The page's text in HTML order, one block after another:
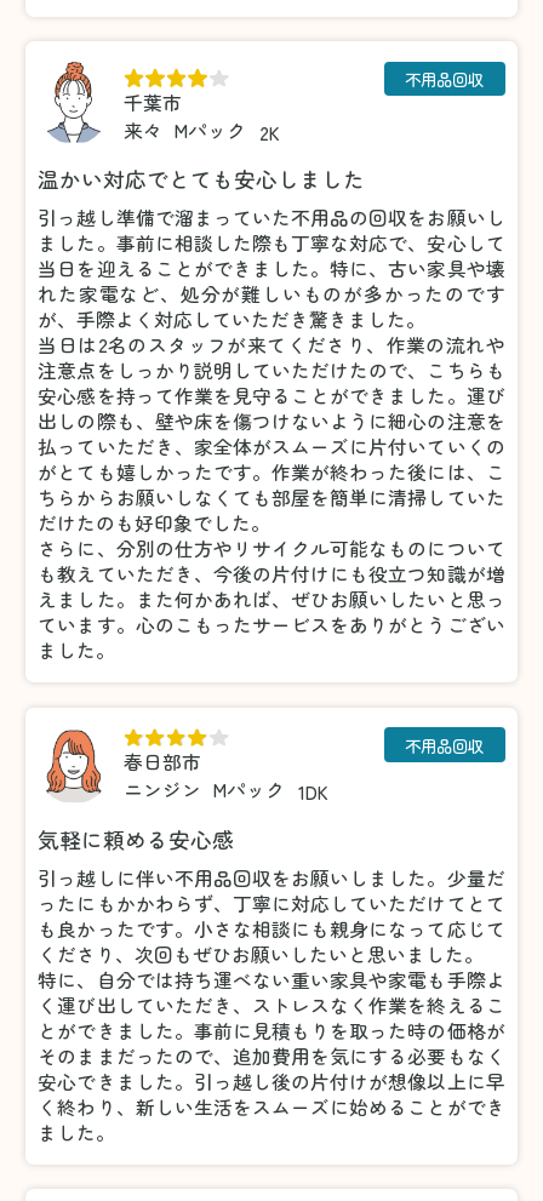
千葉市
来々 Mパック 2K
不用品回収
温かい対応でとても安心しました
引っ越し準備で溜まっていた不用品の回収をお願いし
ました。事前に相談した際も丁寧な対応で、安心して
当日を迎えることができました。特に、古い家具や壊
れた家電など、処分が難しいものが多かったのです
が、手際よく対応していただき驚きました。
当日は2名のスタッフが来てくださり、作業の流れや
注意点をしっかり説明していただけたので、こちらも
安心感を持って作業を見守ることができました。運び
出しの際も、壁や床を傷つけないように細心の注意を
払っていただき、家全体がスムーズに片付いていくの
がとても嬉しかったです。作業が終わった後には、こ
ちらからお願いしなくても部屋を簡単に清掃していた
だけたのも好印象でした。
さらに、分別の仕方やリサイクル可能なものについて
も教えていただき、今後の片付けにも役立つ知識が増
えました。また何かあれば、ぜひお願いしたいと思っ
ています。心のこもったサービスをありがとうござい
ました。
春日部市
ニンジン Mパック 1DK
不用品回収
気軽に頼める安心感
引っ越しに伴い不用品回収をお願いしました。少量だ
ったにもかかわらず、丁寧に対応していただけてとて
も良かったです。小さな相談にも親身になって応じて
くださり、次回もぜひお願いしたいと思いました。
特に、自分では持ち運べない重い家具や家電も手際よ
く運び出していただき、ストレスなく作業を終えるこ
とができました。事前に見積もりを取った時の価格が
そのままだったので、追加費用を気にする必要もなく
安心できました。引っ越し後の片付けが想像以上に早
く終わり、新しい生活をスムーズに始めることができ
ました。